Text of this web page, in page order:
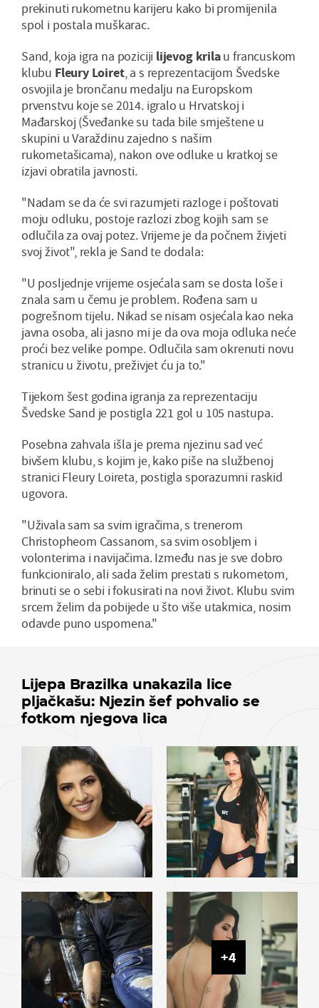
prekinuti rukometnu karijeru kako bi promijenila
spol i postala muškarac.
Sand, koja igra na poziciji lijevog krilau francuskom
klubu Fleury Loiret, a s reprezentacijom Švedske
osvojila je brončanu medalju na Europskom
prvenstvu koje se 2014. igralo u Hrvatskoj i
Mađarskoj (Šveđanke su tada bile smještene u
skupini u Varaždinu zajedno s našim
rukometašicama), nakon ove odluke u kratkoj se
izjavi obratila javnosti.
"Nadam se da će svi razumjeti razloge i poštovati
moju odluku, postoje razlozi zbog kojih sam se
odlučila za ovaj potez. Vrijeme je da počnem živjeti
svoj život", rekla je Sand te dodala:
"U posljednje vrijeme osjećala sam se dosta loše i
znala sam u čemu je problem. Rođena sam u
pogrešnom tijelu. Nikad se nisam osjećala kao neka
javna osoba, ali jasno mi je da ova moja odluka neće
proći bez velike pompe. Odlučila sam okrenuti novu
stranicu u životu, preživjet ću ja to."
Tijekom šest godina igranja za reprezentaciju
Švedske Sand je postigla 221 gol u 105 nastupa.
Posebna zahvala išla je prema njezinu sad već
bivšem klubu, s kojim je, kako piše na službenoj
stranici Fleury Loireta, postigla sporazumni raskid
ugovora.
"Uživala sam sa svim igračima, s trenerom
Christopheom Cassanom, sa svim osobljem i
volonterima i navijačima. Između nas je sve dobro
funkcioniralo, ali sada želim prestati s rukometom,
brinuti se o sebi i fokusirati na novi život. Klubu svim
srcem želim da pobijede u što više utakmica, nosim
odavde puno uspomena."
Lijepa Brazilka unakazila lice
pljačkašu: Njezin šef pohvalio se
fotkom njegova lica
+4